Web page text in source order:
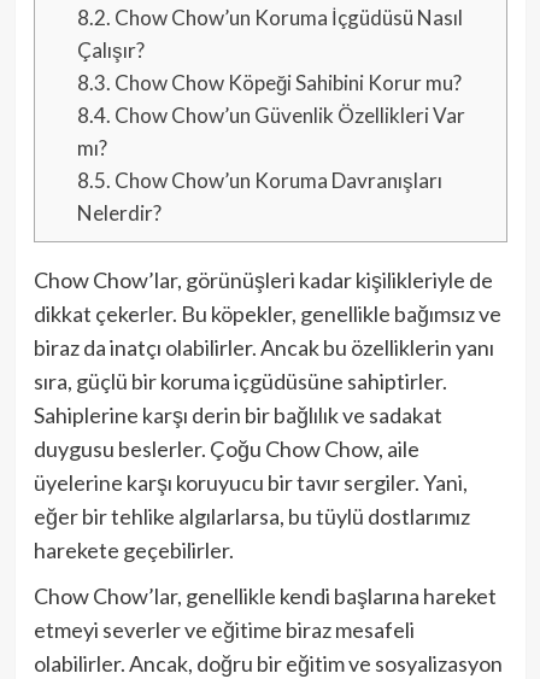
8.2. Chow Chow’un Koruma İçgüdüsü Nasıl
Çalışır?
8.3. Chow Chow Köpeği Sahibini Korur mu?
8.4. Chow Chow’un Güvenlik Özellikleri Var
mı?
8.5. Chow Chow’un Koruma Davranışları
Nelerdir?
Chow Chow’lar, görünüşleri kadar kişilikleriyle de
dikkat çekerler. Bu köpekler, genellikle bağımsız ve
biraz da inatçı olabilirler. Ancak bu özelliklerin yanı
sıra, güçlü bir koruma içgüdüsüne sahiptirler.
Sahiplerine karşı derin bir bağlılık ve sadakat
duygusu beslerler. Çoğu Chow Chow, aile
üyelerine karşı koruyucu bir tavır sergiler. Yani,
eğer bir tehlike algılarlarsa, bu tüylü dostlarımız
harekete geçebilirler.
Chow Chow’lar, genellikle kendi başlarına hareket
etmeyi severler ve eğitime biraz mesafeli
olabilirler. Ancak, doğru bir eğitim ve sosyalizasyon